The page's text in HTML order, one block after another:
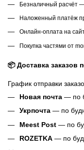
Безналичный расчёт
Наложенный платёж
Онлайн-оплата на
Покупка частями от
📦 Доставка заказов
График отправки
Новая почта — по
Укрпочта — по
Meest Post — по
ROZETKA — по